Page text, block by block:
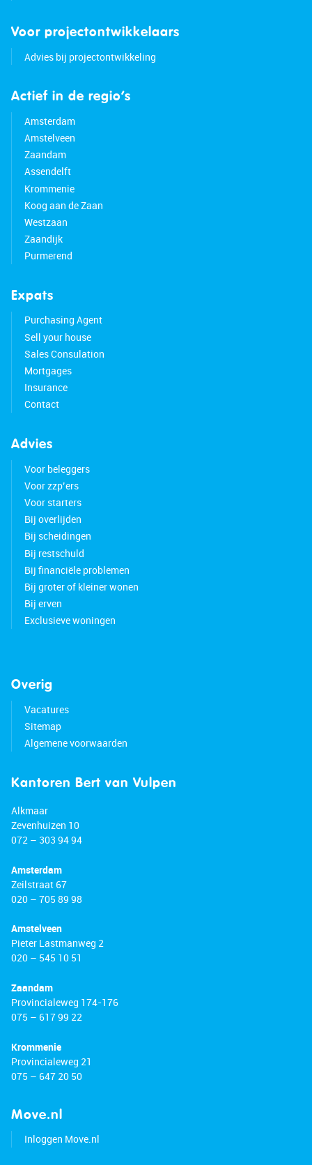
Voor projectontwikkelaars
Advies bij projectontwikkeling
Actief in de regio’s
Amsterdam
Amstelveen
Zaandam
Assendelft
Krommenie
Koog aan de Zaan
Westzaan
Zaandijk
Purmerend
Expats
Purchasing Agent
Sell your house
Sales Consulation
Mortgages
Insurance
Contact
Advies
Voor beleggers
Voor zzp’ers
Voor starters
Bij overlijden
Bij scheidingen
Bij restschuld
Bij financiële problemen
Bij groter of kleiner wonen
Bij erven
Exclusieve woningen
Overig
Vacatures
Sitemap
Algemene voorwaarden
Kantoren Bert van Vulpen
Alkmaar
Zevenhuizen 10
072 – 303 94 94
Amsterdam
Zeilstraat 67
020 – 705 89 98
Amstelveen
Pieter Lastmanweg 2
020 – 545 10 51
Zaandam
Provincialeweg 174-176
075 – 617 99 22
Krommenie
Provincialeweg 21
075 – 647 20 50
Move.nl
Inloggen Move.nl